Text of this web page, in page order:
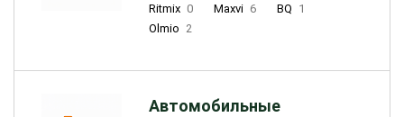
Ritmix 0 Maxvi 6 BQ 1
Olmio 2
Автомобильные